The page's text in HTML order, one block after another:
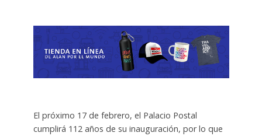
El próximo 17 de febrero, el Palacio Postal
cumplirá 112 años de su inauguración, por lo que